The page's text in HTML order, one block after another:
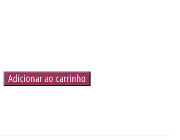
Adicionar ao carrinho